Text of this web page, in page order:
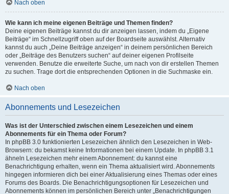
Nach oben
Wie kann ich meine eigenen Beiträge und Themen finden?
Deine eigenen Beiträge kannst du dir anzeigen lassen, indem du „Eigene
Beiträge“ im Schnellzugriff oben auf der Boardseite auswählst. Alternativ
kannst du auch „Deine Beiträge anzeigen“ in deinem persönlichen Bereich
oder „Beiträge des Benutzers suchen“ auf deiner eigenen Profilseite
verwenden. Benutze die erweiterte Suche, um nach von dir erstellen Themen
zu suchen. Trage dort die entsprechenden Optionen in die Suchmaske ein.
Nach oben
Abonnements und Lesezeichen
Was ist der Unterschied zwischen einem Lesezeichen und einem
Abonnements für ein Thema oder Forum?
In phpBB 3.0 funktionierten Lesezeichen ähnlich den Lesezeichen in Web-
Browsern: du bekamst keine Informationen bei einem Update. In phpBB 3.1
ähneln Lesezeichen mehr einem Abonnement: du kannst eine
Benachrichtigung erhalten, wenn ein Thema aktualisiert wird. Abonnements
hingegen informieren dich bei einer Aktualisierung eines Themas oder eines
Forums des Boards. Die Benachrichtigungsoptionen für Lesezeichen und
Abonnements können im persönlichen Bereich unter „Benachrichtigungen